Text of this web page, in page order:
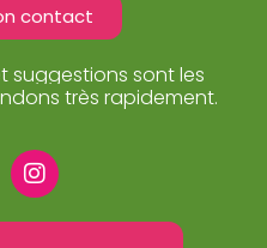
contact
suggestions sont les
très rapidement.